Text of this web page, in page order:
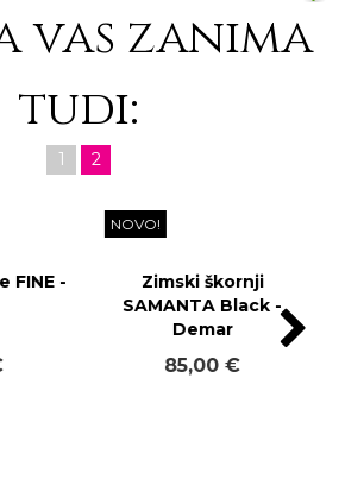
vas zanima
tudi:
1 2
-
NOVO!
Zimski škornji
SAMANTA Black -
Demar